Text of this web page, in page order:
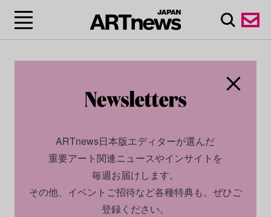
ARTnews日本版エディターが選んだ
重要アート関連ニュースやインサイトを
毎週お届けします。
その他、イベントご招待など各種特典も。ぜひご
登録ください。